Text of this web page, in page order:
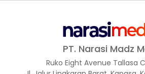
PT. Narasi Madz
Ruko Eight Avenue Tallasa